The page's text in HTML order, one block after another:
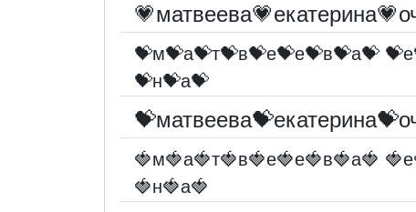
💝м💝а💝т💝в💝е💝е💝в💝а💝
💝н💝а💝
🍓м🍓а🍓т🍓в🍓е🍓е🍓в🍓а🍓
🍓н🍓а🍓